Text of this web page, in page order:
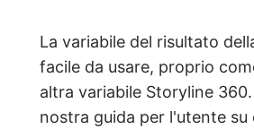
La variabile del risultato
facile da usare, proprio
altra variabile Storyline
nostra guida per l'utente su